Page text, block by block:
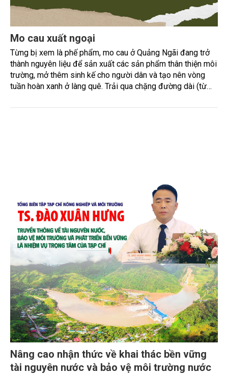
Mo cau xuất ngoại
Từng bị xem là phế phẩm, mo cau ở Quảng Ngãi đang trở
thành nguyên liệu để sản xuất các sản phẩm thân thiện môi
trường, mở thêm sinh kế cho người dân và tạo nên vòng
tuần hoàn xanh ở làng quê. Trải qua chặng đường dài (từ
trong nước và quốc tế đón nhận.
Nâng cao nhận thức về khai thác bền vững
tài nguyên nước và bảo vệ môi trường nước